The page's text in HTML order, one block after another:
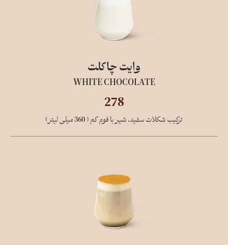
وایت چاکلت
WHITE CHOCOLATE
278
ترکیب شکلات سفید، شیر با فوم کم ( 360 میلی لیتر)